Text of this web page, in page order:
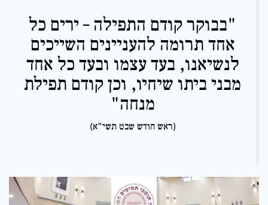
"בבוקר קודם התפילה – ירים כל
אחד תרומה להעניינים השייכים
לנשיאנו, בעד עצמו ובעד כל אחד
מבני ביתו שיחיו, וכן קודם תפילת
מנחה"
(ראש חודש שבט תשי"א)